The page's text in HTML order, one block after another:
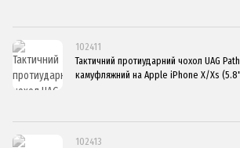
102411
Тактичний протиударний чохол UAG
камуфляжний на Apple iPhone X/Xs
102413